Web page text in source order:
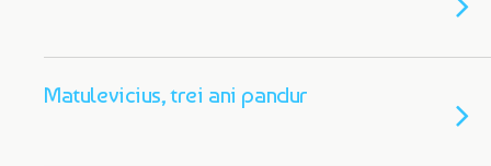
Matulevicius, trei ani pandur